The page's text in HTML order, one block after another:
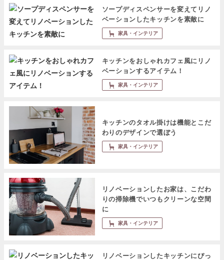
ソープディスペンサーを変えてリノ
ベーションしたキッチンを素敵に
家具・インテリア
キッチンをおしゃれカフェ風にリノ
ベーションするアイテム！
家具・インテリア
キッチンのタオル掛けは機能とこだ
わりのデザインで選ぼう
家具・インテリア
リノベーションしたお家は、こだわ
りの掃除機でいつもクリーンな空間
に
家具・インテリア
リノベーションしたキッチンにぴっ